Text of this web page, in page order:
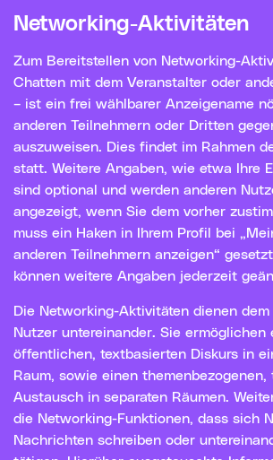
Networking-Aktivitäten
Zum Bereitstellen von Networking-
Chatten mit dem Veranstalter oder
– ist ein frei wählbarer Anzeigename
anderen Teilnehmern oder Dritten
auszuweisen. Dies findet im Rahmen
statt. Weitere Angaben, wie etwa Ihre
sind optional und werden anderen
angezeigt, wenn Sie dem vorher
muss ein Haken in Ihrem Profil bei
anderen Teilnehmern anzeigen“
können weitere Angaben jederzeit
Die Networking-Aktivitäten dienen
Nutzer untereinander. Sie ermöglichen
öffentlichen, textbasierten Diskurs in
Raum, sowie einen
Austausch in separaten Räumen.
die Networking-Funktionen, dass sich
Nachrichten schreiben oder